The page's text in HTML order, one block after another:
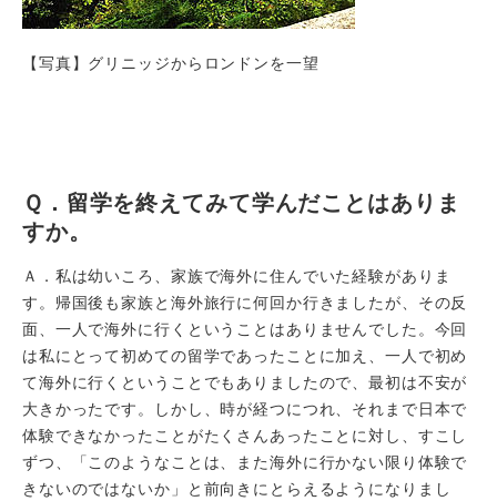
【写真】グリニッジからロンドンを一望
Ｑ．留学を終えてみて学んだことはありま
すか。
Ａ．私は幼いころ、家族で海外に住んでいた経験がありま
す。帰国後も家族と海外旅行に何回か行きましたが、その反
面、一人で海外に行くということはありませんでした。今回
は私にとって初めての留学であったことに加え、一人で初め
て海外に行くということでもありましたので、最初は不安が
大きかったです。しかし、時が経つにつれ、それまで日本で
体験できなかったことがたくさんあったことに対し、すこし
ずつ、「このようなことは、また海外に行かない限り体験で
きないのではないか」と前向きにとらえるようになりまし